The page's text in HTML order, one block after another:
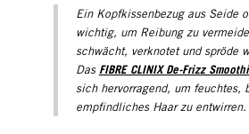
Ein Kopfkissenbezug aus Seide
wichtig, um Reibung zu
schwächt, verknotet und spröde
Das FIBRE CLINIX De-Frizz
sich hervorragend, um feuchtes,
empfindliches Haar zu entwirren.